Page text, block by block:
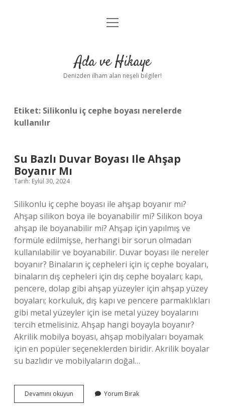
Anasayfa
Yasal Uyarı
menüyü
Ada ve Hikaye
Denizden ilham alan neşeli bilgiler!
Etiket: Silikonlu iç cephe boyası nerelerde
kullanılır
Su Bazlı Duvar Boyası Ile Ahşap
Boyanır Mı
Tarih: Eylül 30, 2024
Silikonlu iç cephe boyası ile ahşap boyanır mı?
Ahşap silikon boya ile boyanabilir mi? Silikon boya
ahşap ile boyanabilir mi? Ahşap için yapılmış ve
formüle edilmişse, herhangi bir sorun olmadan
kullanılabilir ve boyanabilir. Duvar boyası ile nereler
boyanır? Binaların iç cepheleri için iç cephe boyaları,
binaların dış cepheleri için dış cephe boyaları; kapı,
pencere, dolap gibi ahşap yüzeyler için ahşap yüzey
boyaları; korkuluk, dış kapı ve pencere parmaklıkları
gibi metal yüzeyler için ise metal yüzey boyalarını
tercih etmelisiniz. Ahşap hangi boyayla boyanır?
Akrilik mobilya boyası, ahşap mobilyaları boyamak
için en popüler seçeneklerden biridir. Akrilik boyalar
su bazlıdır ve mobilyaların doğal…
Devamını okuyun
Bazlı
Yorum Bırak